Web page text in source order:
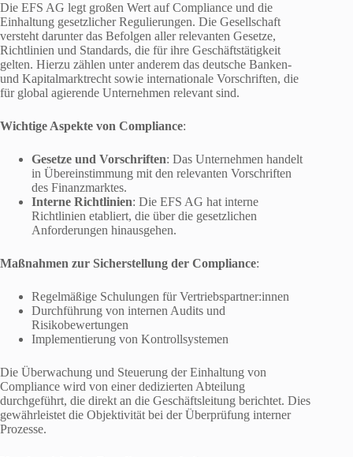
Die EFS AG legt großen Wert auf Compliance und die
Einhaltung gesetzlicher Regulierungen. Die Gesellschaft
versteht darunter das Befolgen aller relevanten Gesetze,
Richtlinien und Standards, die für ihre Geschäftstätigkeit
gelten. Hierzu zählen unter anderem das deutsche Banken-
und Kapitalmarktrecht sowie internationale Vorschriften, die
für global agierende Unternehmen relevant sind.
Wichtige Aspekte von Compliance:
Gesetze und Vorschriften: Das Unternehmen handelt
in Übereinstimmung mit den relevanten Vorschriften
des Finanzmarktes.
Interne Richtlinien: Die EFS AG hat interne
Richtlinien etabliert, die über die gesetzlichen
Anforderungen hinausgehen.
Maßnahmen zur Sicherstellung der Compliance:
Regelmäßige Schulungen für Vertriebspartner:innen
Durchführung von internen Audits und
Risikobewertungen
Implementierung von Kontrollsystemen
Die Überwachung und Steuerung der Einhaltung von
Compliance wird von einer dedizierten Abteilung
durchgeführt, die direkt an die Geschäftsleitung berichtet. Dies
gewährleistet die Objektivität bei der Überprüfung interner
Prozesse.